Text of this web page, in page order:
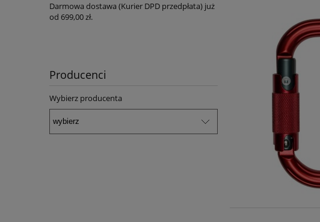
Darmowa dostawa (Kurier DPD przedpłata) już
od 699,00 zł.
Producenci
Wybierz producenta